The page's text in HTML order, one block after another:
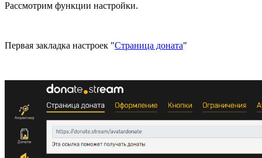
Рассмотрим функции настройки.
Первая закладка настроек "Страница доната"